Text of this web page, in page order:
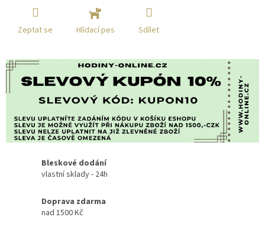
Zeptat se Hlídací pes Sdílet
Bleskové dodání
vlastní sklady - 24h
Doprava zdarma
nad 1500 Kč